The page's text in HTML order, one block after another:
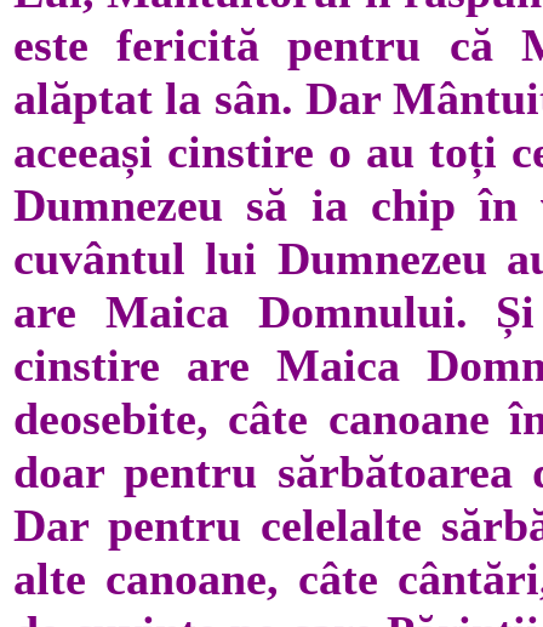
este fericită pentru că
alăptat la sân. Dar
aceeași cinstire o au toți
Dumnezeu să ia chip
cuvântul lui Dumnezeu
are Maica Domnului.
cinstire are Maica
deosebite, câte
doar pentru
Dar pentru celelalte
alte canoane, câte